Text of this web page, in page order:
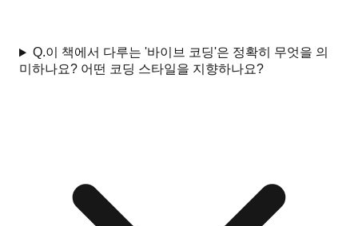
Q.이 책에서 다루는 '바이브 코딩'은 정확히 무엇을 의
미하나요? 어떤 코딩 스타일을 지향하나요?